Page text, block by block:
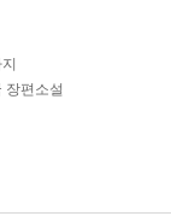
장편소설